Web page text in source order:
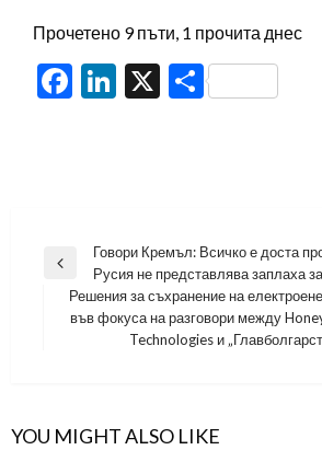
Прочетено 9 пъти, 1 прочита днес
Facebook
LinkedIn
X Share
Навигация
Previous
Post
Говори Кремъл: Всичко е доста
Русия не представлява заплаха
Next
Решения за съхранение на
във фокуса на разговори между
Technologies и
YOU MIGHT ALSO LIKE